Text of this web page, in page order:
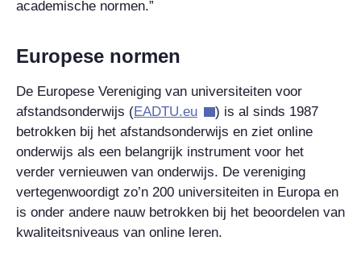
academische normen.”
Europese normen
De Europese Vereniging van universiteiten voor
afstandsonderwijs (EADTU.eu
) is al sinds 1987
betrokken bij het afstandsonderwijs en ziet online
onderwijs als een belangrijk instrument voor het
verder vernieuwen van onderwijs. De vereniging
vertegenwoordigt zo’n 200 universiteiten in Europa en
is onder andere nauw betrokken bij het beoordelen van
kwaliteitsniveaus van online leren.